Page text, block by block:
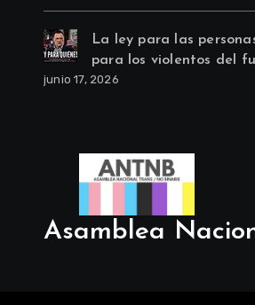
La ley para las
para los violentos del
junio 17, 2026
Asamblea